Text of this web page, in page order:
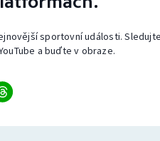
sportovní události.
a buďte v obraze.